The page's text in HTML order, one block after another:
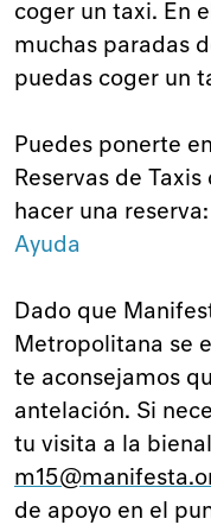
coger un taxi. En
muchas paradas
puedas coger un
Puedes ponerte
Reservas de
hacer una
Ayuda
Dado que
Metropolitana se
te aconsejamos
antelación. Si
tu visita a la
de apoyo en el